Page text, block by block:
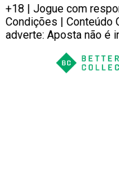
+18 | Jogue com
Condições | Conteúdo
adverte: Aposta não é